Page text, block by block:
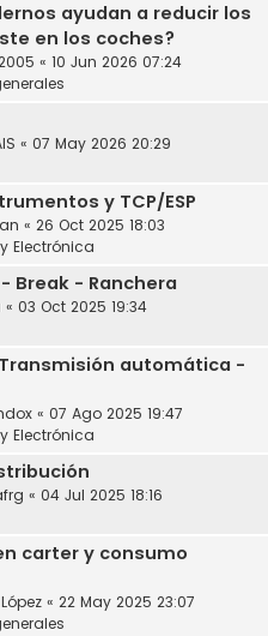
ayudan a reducir los
en los coches?
« 10 Jun 2026 07:24
« 07 May 2026 20:29
y TCP/ESP
« 26 Oct 2025 18:03
Electrónica
Break - Ranchera
« 03 Oct 2025 19:34
Transmisión automática -
« 07 Ago 2025 19:47
Electrónica
« 04 Jul 2025 18:16
carter y consumo
« 22 May 2025 23:07